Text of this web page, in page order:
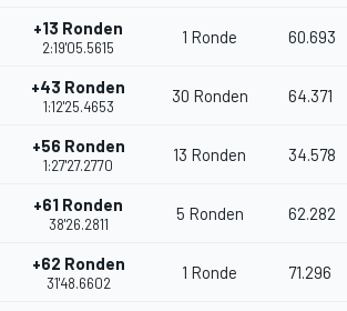
+13 Ronden
2:19'05.5615
1 Ronde 60.693
+43 Ronden
1:12'25.4653
30 Ronden 64.371
+56 Ronden
1:27'27.2770
13 Ronden 34.578
+61 Ronden
38'26.2811
5 Ronden 62.282
+62 Ronden
31'48.6602
1 Ronde 71.296